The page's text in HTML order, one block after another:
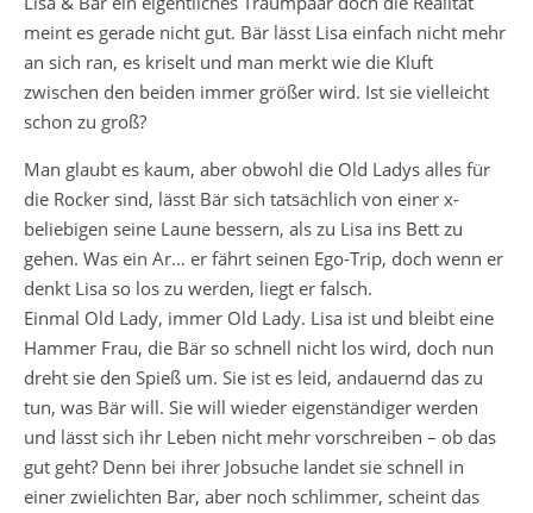
meint es gerade nicht gut. Bär lässt Lisa einfach nicht mehr
an sich ran, es kriselt und man merkt wie die Kluft
zwischen den beiden immer größer wird. Ist sie vielleicht
schon zu groß?
Man glaubt es kaum, aber obwohl die Old Ladys alles für
die Rocker sind, lässt Bär sich tatsächlich von einer x-
beliebigen seine Laune bessern, als zu Lisa ins Bett zu
gehen. Was ein Ar… er fährt seinen Ego-Trip, doch wenn er
denkt Lisa so los zu werden, liegt er falsch.
Einmal Old Lady, immer Old Lady. Lisa ist und bleibt eine
Hammer Frau, die Bär so schnell nicht los wird, doch nun
dreht sie den Spieß um. Sie ist es leid, andauernd das zu
tun, was Bär will. Sie will wieder eigenständiger werden
und lässt sich ihr Leben nicht mehr vorschreiben – ob das
gut geht? Denn bei ihrer Jobsuche landet sie schnell in
einer zwielichten Bar, aber noch schlimmer, scheint das